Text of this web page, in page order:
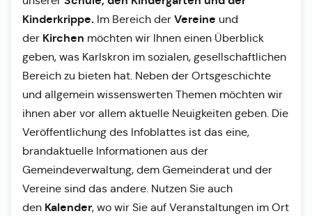
Kinderkrippe. Im Bereich der Vereine und
der Kirchen möchten wir Ihnen einen Überblick
geben, was Karlskron im sozialen, gesellschaftlichen
Bereich zu bieten hat. Neben der Ortsgeschichte
und allgemein wissenswerten Themen möchten wir
ihnen aber vor allem aktuelle Neuigkeiten geben. Die
Veröffentlichung des Infoblattes ist das eine,
brandaktuelle Informationen aus der
Gemeindeverwaltung, dem Gemeinderat und der
Vereine sind das andere. Nutzen Sie auch
den Kalender, wo wir Sie auf Veranstaltungen im Ort